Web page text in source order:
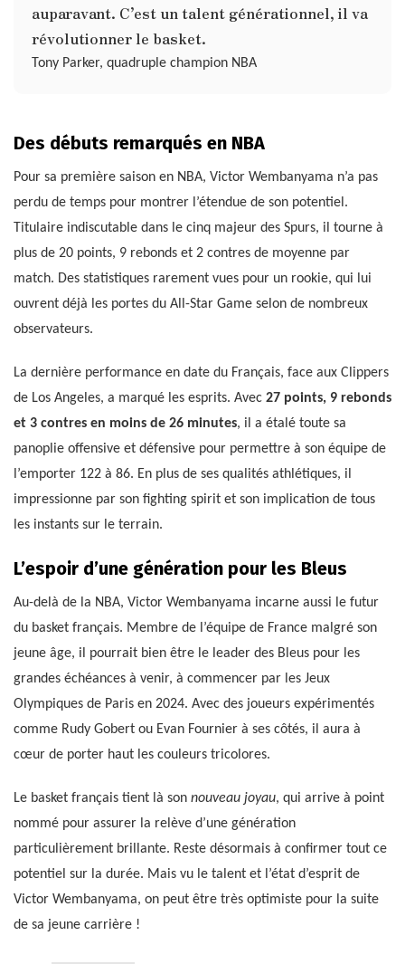
auparavant. C’est un talent générationnel, il va
révolutionner le basket.
Tony Parker, quadruple champion NBA
Des débuts remarqués en NBA
Pour sa première saison en NBA, Victor Wembanyama n’a pas
perdu de temps pour montrer l’étendue de son potentiel.
Titulaire indiscutable dans le cinq majeur des Spurs, il tourne à
plus de 20 points, 9 rebonds et 2 contres de moyenne par
match. Des statistiques rarement vues pour un rookie, qui lui
ouvrent déjà les portes du All-Star Game selon de nombreux
observateurs.
La dernière performance en date du Français, face aux Clippers
de Los Angeles, a marqué les esprits. Avec 27 points, 9 rebonds
et 3 contres en moins de 26 minutes, il a étalé toute sa
panoplie offensive et défensive pour permettre à son équipe de
l’emporter 122 à 86. En plus de ses qualités athlétiques, il
impressionne par son fighting spirit et son implication de tous
les instants sur le terrain.
L’espoir d’une génération pour les Bleus
Au-delà de la NBA, Victor Wembanyama incarne aussi le futur
du basket français. Membre de l’équipe de France malgré son
jeune âge, il pourrait bien être le leader des Bleus pour les
grandes échéances à venir, à commencer par les Jeux
Olympiques de Paris en 2024. Avec des joueurs expérimentés
comme Rudy Gobert ou Evan Fournier à ses côtés, il aura à
cœur de porter haut les couleurs tricolores.
Le basket français tient là son nouveau joyau, qui arrive à point
nommé pour assurer la relève d’une génération
particulièrement brillante. Reste désormais à confirmer tout ce
potentiel sur la durée. Mais vu le talent et l’état d’esprit de
Victor Wembanyama, on peut être très optimiste pour la suite
de sa jeune carrière !